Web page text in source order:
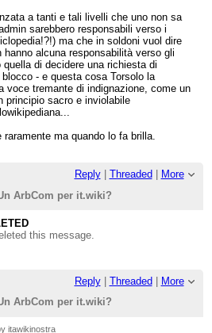
a tanti e tali livelli che uno non sa
sarebbero responsabili verso i
ma che in soldoni vuol dire
hanno alcuna responsabilità verso gli
di decidere una richiesta di
- e questa cosa Torsolo la
voce tremante di indignazione, come un
principio sacro e inviolabile
raramente ma quando lo fa brilla.
Reply| Threaded | More
ArbCom per it.wiki?
this message.
Reply| Threaded | More
ArbCom per it.wiki?
itawikinostra